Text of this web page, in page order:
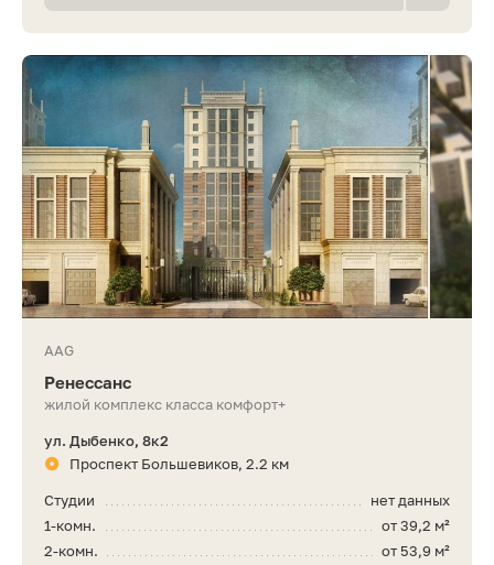
AAG
Ренессанс
жилой комплекс класса комфорт+
ул. Дыбенко, 8к2
Проспект Большевиков, 2.2 км
нет данных
Студии
от 39,2 м²
1-комн.
от 53,9 м²
2-комн.